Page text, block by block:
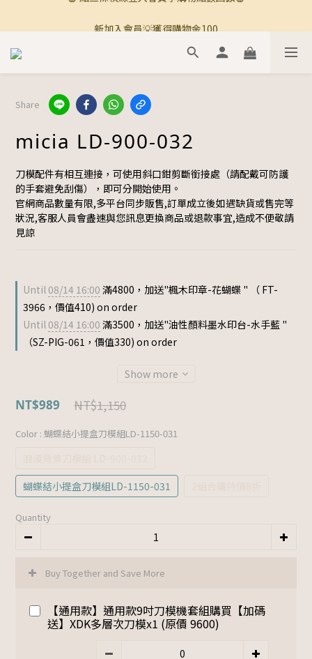
🚚 全館滿800免運 🚚
Share
micia LD-900-032
刀模配件有相互連接，可使用斜口鉗剪斷銜接處（請配戴可防護
的手套避免刮傷），即可分開始使用。
官網商品數量有限,多平台同步販售,訂單成立後如遇缺貨或售完等
狀況,客服人員會盡速與您訊息更換商品或退款事宜,造成不便敬請
見諒
Until 08/14 16:00 滿4800，加送"楓木印章-花蝴蝶 " （ FT-
3966，價值410) on order
Until 08/14 16:00 滿3500，加送"油性顏料墨水印台-水手藍 "
（SZ-PIG-061，價值330) on order
Show more
NT$1,150
NT$989
Color : 蝴蝶結小提盒刀模組LD-1150-031
蝴蝶結小提盒刀模組LD-1150-031
Quantity
Buy Together and Save More
【通用款】通用款9吋刀模機套組購買【加碼
送】XDK多層次刀模x1 (原價 9600)